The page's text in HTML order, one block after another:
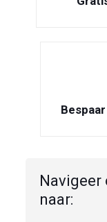
Navigeer
naar: